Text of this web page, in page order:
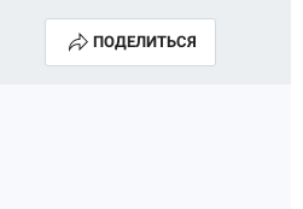
ПОДЕЛИТЬСЯ